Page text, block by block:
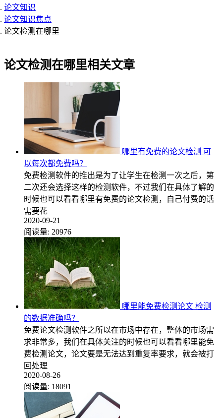
论文知识
论文知识焦点
论文检测在哪里
论文检测在哪里相关文章
哪里有免费的论文检测 可
以每次都免费吗？
免费检测软件的推出是为了让学生在检测一次之后，第
二次还会选择这样的检测软件，不过我们在具体了解的
时候也可以看看哪里有免费的论文检测，自己付费的话
需要花
2020-09-21
阅读量: 20976
哪里能免费检测论文 检测
的数据准确吗？
免费论文检测软件之所以在市场中存在，整体的市场需
求非常多，我们在具体关注的时候也可以看看哪里能免
费检测论文，论文要是无法达到重复率要求，就会被打
回处理
2020-08-26
阅读量: 18091